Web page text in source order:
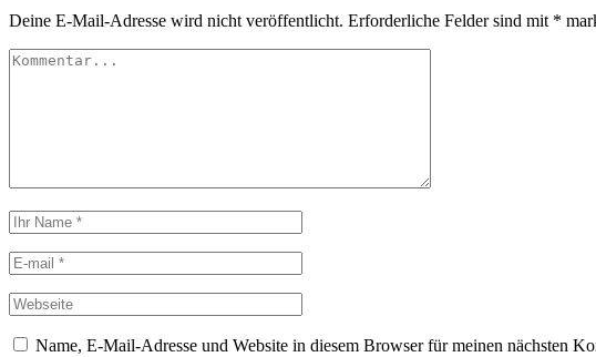
Deine E-Mail-Adresse wird nicht veröffentlicht. Erforderliche Felder sind mit *
Name, E-Mail-Adresse und Website in diesem Browser für meinen nächsten